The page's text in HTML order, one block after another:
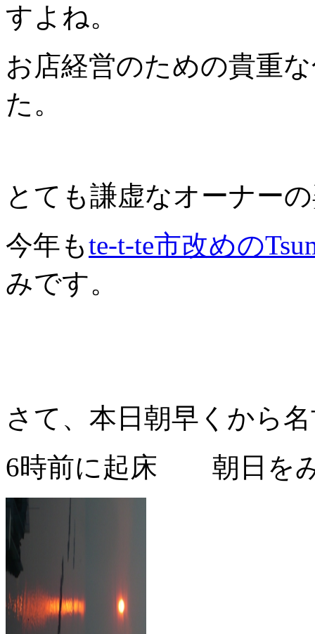
すよね。
お店経営のための貴重
た。
とても謙虚なオーナー
今年もte-t-te市改めの
みです。
さて、本日朝早くから
6時前に起床 朝日を